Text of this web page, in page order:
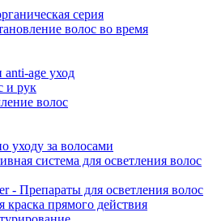
серия
волос во время
age уход
и рук
волос
уходу за волосами
система для осветления волос
- Препараты для осветления волос
прямого действия